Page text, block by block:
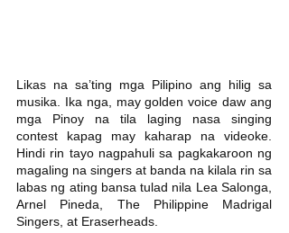
Likas na sa’ting mga Pilipino ang hilig sa
musika. Ika nga, may golden voice daw ang
mga Pinoy na tila laging nasa singing
contest kapag may kaharap na videoke.
Hindi rin tayo nagpahuli sa pagkakaroon ng
magaling na singers at banda na kilala rin sa
labas ng ating bansa tulad nila Lea Salonga,
Arnel Pineda, The Philippine Madrigal
Singers, at Eraserheads.